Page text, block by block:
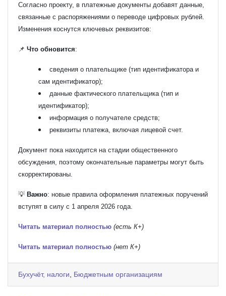
Согласно проекту, в платежные документы добавят данные,
связанные с распоряжениями о переводе цифровых рублей.
Изменения коснутся ключевых реквизитов:
📌 Что обновится:
сведения о плательщике (тип идентификатора и
сам идентификатор);
данные фактического плательщика (тип и
идентификатор);
информация о получателе средств;
реквизиты платежа, включая лицевой счет.
Документ пока находится на стадии общественного
обсуждения, поэтому окончательные параметры могут быть
скорректированы.
💡 Важно: новые правила оформления платежных поручений
вступят в силу с 1 апреля 2026 года.
Читать материал полностью (есть К+)
Читать материал полностью (нет К+)
Бухучёт, налоги Бюджетным организациям